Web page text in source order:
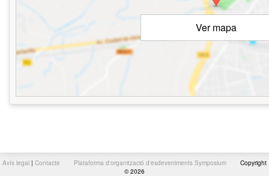
Ver mapa
Avís legal | Contacte Plataforma d'organització d'esdeveniments Symposium
Copyright
© 2026